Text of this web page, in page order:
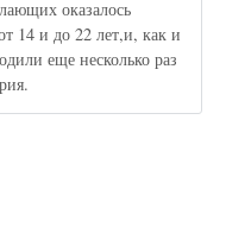
оказалось
14 и до 22 лет,и, как и
еще несколько раз